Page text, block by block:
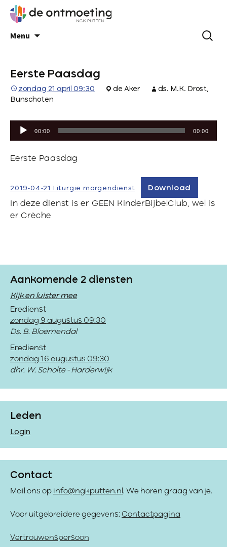
Menu
Eerste Paasdag
zondag 21 april 09:30 de Aker
ds. M.K. Drost,
Bunschoten
Audiospeler
00:00 00:00
Eerste Paasdag
2019-04-21 Liturgie morgendienst
Download
In deze dienst is er GEEN KinderBijbelClub, wel is
er Crèche
Aankomende 2 diensten
Kijk en luister mee
Eredienst
zondag 9 augustus 09:30
Ds. B. Bloemendal
Eredienst
zondag 16 augustus 09:30
dhr. W. Scholte - Harderwijk
Leden
Login
Contact
Mail ons op info@ngkputten.nl . We horen graag van je.
Voor uitgebreidere gegevens: Contactpagina
Vertrouwenspersoon